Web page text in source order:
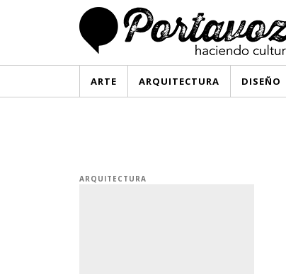
ARTE ARQUITECTURA DISEÑO
ARQUITECTURA